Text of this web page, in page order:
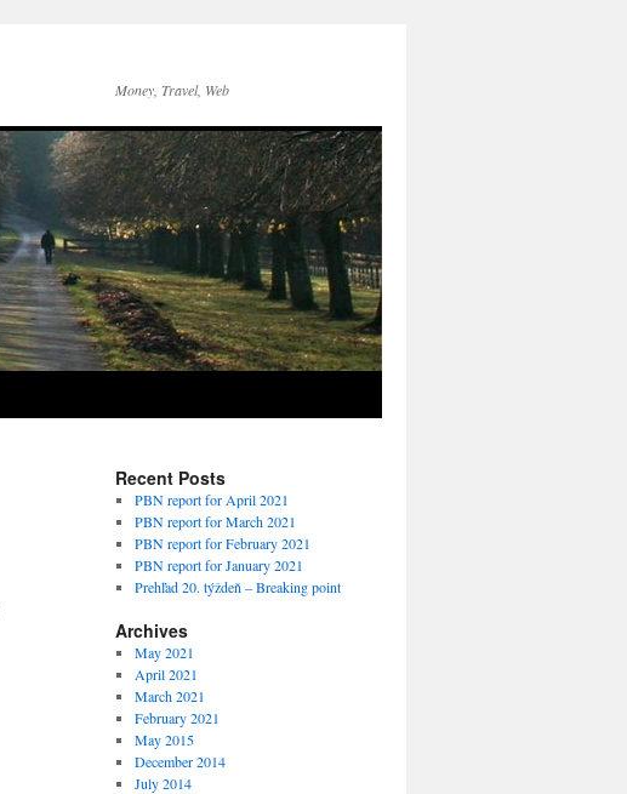
Money, Travel, Web
Recent Posts
PBN report for April 2021
PBN report for March 2021
PBN report for February 2021
PBN report for January 2021
Prehľad 20. týždeň – Breaking point
Archives
May 2021
April 2021
March 2021
February 2021
May 2015
December 2014
July 2014